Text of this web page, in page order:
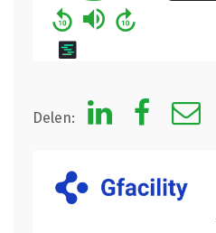
Delen: